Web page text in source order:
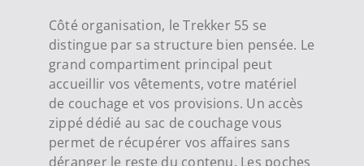
Côté organisation, le Trekker 55 se
distingue par sa structure bien pensée. Le
grand compartiment principal peut
accueillir vos vêtements, votre matériel
de couchage et vos provisions. Un accès
zippé dédié au sac de couchage vous
permet de récupérer vos affaires sans
déranger le reste du contenu. Les poches